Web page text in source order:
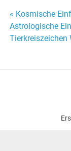
Beitrags-
« Kosmische
Astrologische
Tierkreiszeichen